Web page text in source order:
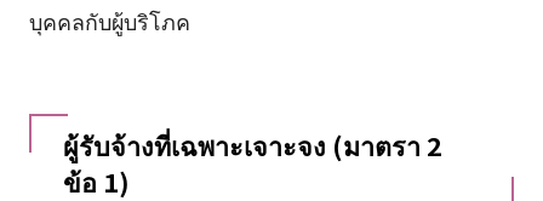
บุคคลกับผู้บริโภค
ผู้รับจ้างที่เฉพาะเจาะจง (มาตรา 2
ข้อ 1)